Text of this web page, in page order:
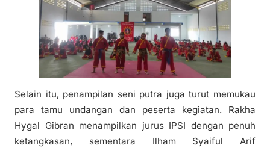
Selain itu, penampilan seni putra juga turut memukau
para tamu undangan dan peserta kegiatan. Rakha
Hygal Gibran menampilkan jurus IPSI dengan penuh
ketangkasan, sementara Ilham Syaiful Arif